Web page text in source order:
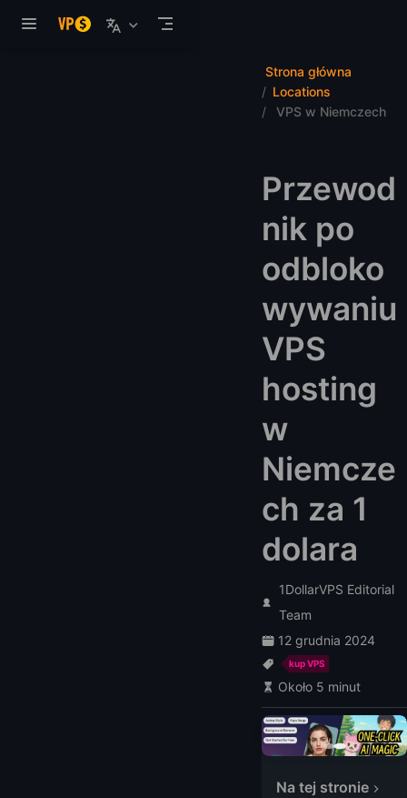
Strona główna
Locations
VPS w Niemczech
Przewod
nik po
odbloko
wywaniu
VPS
hosting
w
Niemcze
ch za 1
dolara
1DollarVPS Editorial
Team
12 grudnia 2024
kup VPS
Około 5 minut
Na tej stronie